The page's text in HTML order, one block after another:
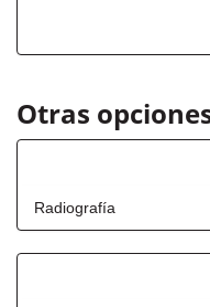
Otras
Radiografía